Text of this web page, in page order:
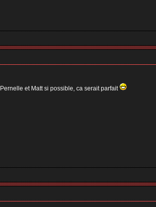
et Matt si possible, ca serait parfait